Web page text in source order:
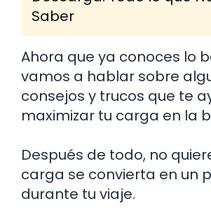
Saber
Ahora que ya conoces lo
vamos a hablar sobre
consejos y trucos que te
maximizar tu carga en la
Después de todo, no
carga se convierta en un
durante tu viaje.